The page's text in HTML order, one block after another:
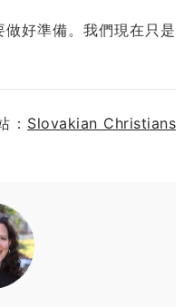
好準備。我們現在只是
： Slovakian Christians